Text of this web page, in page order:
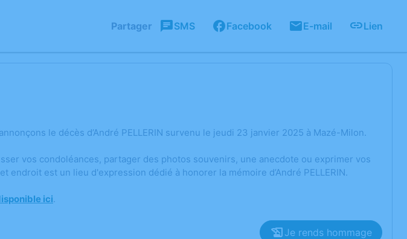
Partager SMS Facebook E-mail Lien
le décès d’André PELLERIN survenu le jeudi 23 janvier 2025 à Mazé-Milon.
vos condoléances, partager des photos souvenirs, une anecdote ou exprimer vos
endroit est un lieu d'expression dédié à honorer la mémoire d’André PELLERIN.
ici.
Je rends hommage